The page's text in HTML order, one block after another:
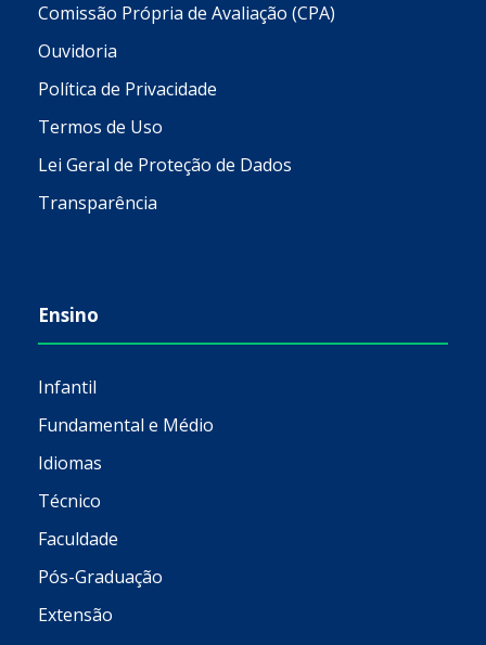
Comissão Própria de Avaliação (CPA)
Ouvidoria
Política de Privacidade
Termos de Uso
Lei Geral de Proteção de Dados
Transparência
Ensino
Infantil
Fundamental e Médio
Idiomas
Técnico
Faculdade
Pós-Graduação
Extensão